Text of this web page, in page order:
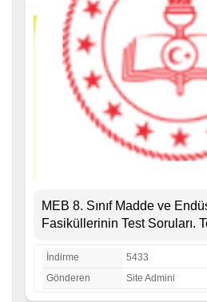
MEB 8. Sınıf Madde ve
Fasiküllerinin Test Soruları.
İndirme
5433
Gönderen
Site Admini